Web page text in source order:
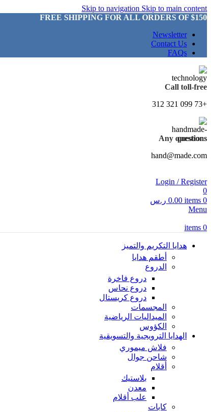
Skip to navigation Skip to main content
FREE SHIPPING FOR ALL ORDERS OF $150
Newsletter
Contact Us
FAQs
Call toll-free
+73 099 321 312
Any questions
hand@made.com
Login / Register
0
0
items
0.00 ر.س
Menu
0
items
هدايا التكريم والتميز
أطقم هدايا
الدروع
دروع فاخرة
دروع نحاس
دروع كريستال
المجسمات
الميداليات الرياضية
الكؤوس
الهدايا الترويجية والتسويقية
فلاش ميموري
شاحن جوال
أقلام
بلاستيك
معدن
علب أقلام
كابات